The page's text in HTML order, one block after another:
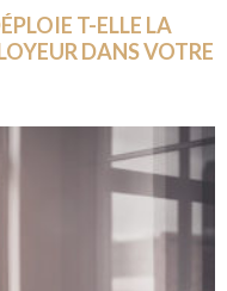
T-ELLE LA
DANS VOTRE